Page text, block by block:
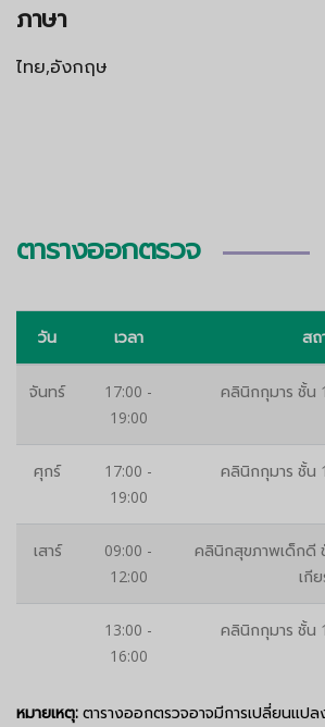
ภาษา
ไทย,อังกฤษ
ตารางออกตรวจ
วัน เวลา สถ
จันทร์
17:00 -
19:00
คลินิกกุมาร ชั้น
ศุกร์
17:00 -
19:00
คลินิกกุมาร ชั้น
เสาร์
09:00 -
12:00
คลินิกสุขภาพเด็กดี
เกี
13:00 -
16:00
คลินิกกุมาร ชั้น
หมายเหตุ: ตารางออกตรวจอาจมีการเปลี่ยนแป